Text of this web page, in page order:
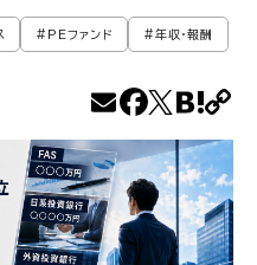
#PEファンド #年収・報酬